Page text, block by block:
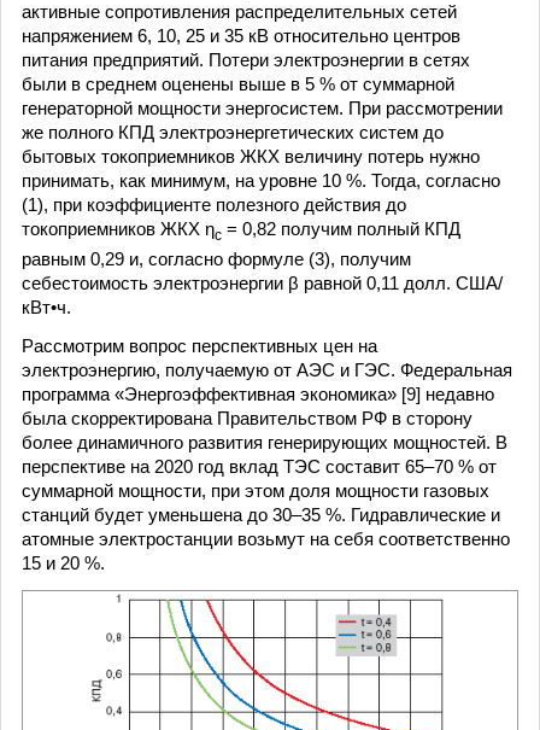
активные сопротивления распределительных сетей
напряжением 6, 10, 25 и 35 кВ относительно центров
питания предприятий. Потери электроэнергии в сетях
были в среднем оценены выше в 5 % от суммарной
генераторной мощности энергосистем. При рассмотрении
же полного КПД электроэнергетических систем до
бытовых токоприемников ЖКХ величину потерь нужно
принимать, как минимум, на уровне 10 %. Тогда, согласно
(1), при коэффициенте полезного действия до
токоприемников ЖКХ ηс = 0,82 получим полный КПД
равным 0,29 и, согласно формуле (3), получим
себестоимость электроэнергии β равной 0,11 долл. США/
кВт•ч.
Рассмотрим вопрос перспективных цен на
электроэнергию, получаемую от АЭС и ГЭС. Федеральная
программа «Энергоэффективная экономика» [9] недавно
была скорректирована Правительством РФ в сторону
более динамичного развития генерирующих мощностей. В
перспективе на 2020 год вклад ТЭС составит 65–70 % от
суммарной мощности, при этом доля мощности газовых
станций будет уменьшена до 30–35 %. Гидравлические и
атомные электростанции возьмут на себя соответственно
15 и 20 %.